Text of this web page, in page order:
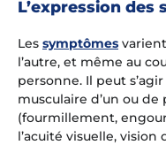
L’expression des
Les symptômes
l’autre, et même au
personne. Il peut
musculaire d’un ou
(fourmillement,
l’acuité visuelle,